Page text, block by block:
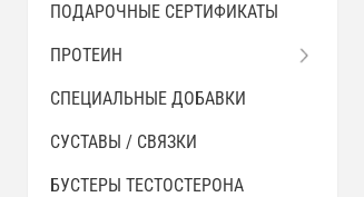
ПОДАРОЧНЫЕ СЕРТИФИКАТЫ
ПРОТЕИН
СПЕЦИАЛЬНЫЕ ДОБАВКИ
СУСТАВЫ / СВЯЗКИ
БУСТЕРЫ ТЕСТОСТЕРОНА